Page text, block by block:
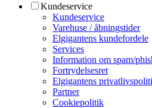
Kundeservice
Kundeservice
Varehuse / åbningstider
Elgigantens kundefordele
Services
Information om spam/
Fortrydelsesret
Elgigantens
Partner
Cookiepolitik